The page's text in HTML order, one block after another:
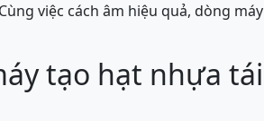
việc cách âm hiệu quả, dòng máy
tạo hạt nhựa tái